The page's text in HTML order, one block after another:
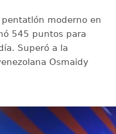
moderno en
545 puntos para
Superó a la
Osmaidy